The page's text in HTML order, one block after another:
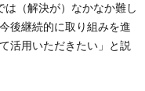
（解決が）なかなか難し
後継続的に取り組みを進
活用いただきたい」と説